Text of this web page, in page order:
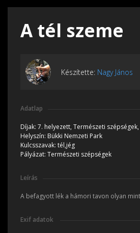
A tél szeme
Készítette: Nagy János
Adatlap
Díjak: 7. helyezett, Természeti
Helyszín: Bükki Nemzeti Park
Kulcsszavak: tél,jég
Pályázat: Természeti szépségek
Leírás
A befagyott lék a hámori tavon olyan
Exif adatok